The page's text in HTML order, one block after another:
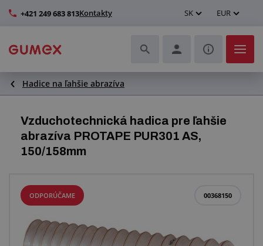
+421 249 683 813Kontakty SK EUR
Hadice a ich kompletizácia
Profily a výroba tesnení
Technické plasty
Lepšie pracovné prostredie
Ďalšie gumové a plastové výrobky
Hadice na ľahšie abrazíva
Vzduchotechnická hadica pre ľahšie
abrazíva PROTAPE PUR301 AS,
150/158mm
00368150
ODPORÚČAME